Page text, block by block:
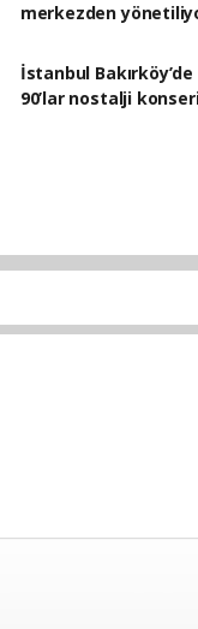
merkezden
İstanbul Bakırköy’de
90’lar nostalji